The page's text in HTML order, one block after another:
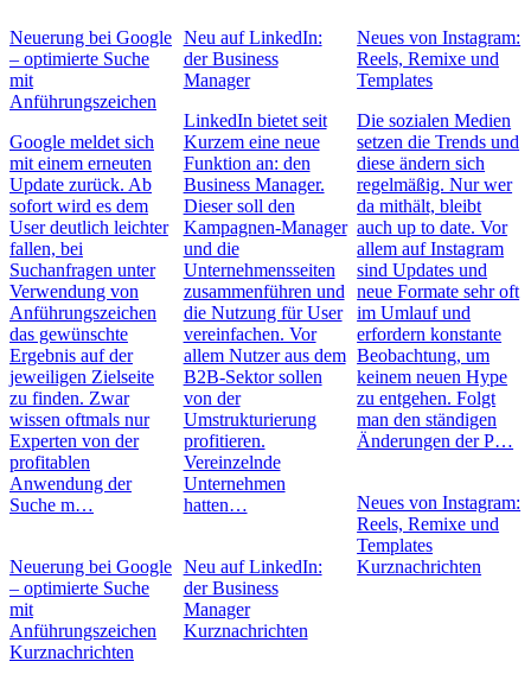
Neuerung bei Google
– optimierte Suche
mit
Anführungszeichen
Google meldet sich
mit einem erneuten
Update zurück. Ab
sofort wird es dem
User deutlich leichter
fallen, bei
Suchanfragen unter
Verwendung von
Anführungszeichen
das gewünschte
Ergebnis auf der
jeweiligen Zielseite
zu finden. Zwar
wissen oftmals nur
Experten von der
profitablen
Anwendung der
Suche m…
Neuerung bei Google
– optimierte Suche
mit
Anführungszeichen
Kurznachrichten
Neu auf LinkedIn:
der Business
Manager
LinkedIn bietet seit
Kurzem eine neue
Funktion an: den
Business Manager.
Dieser soll den
Kampagnen-Manager
und die
Unternehmensseiten
zusammenführen und
die Nutzung für User
vereinfachen. Vor
allem Nutzer aus dem
B2B-Sektor sollen
von der
Umstrukturierung
profitieren.
Vereinzelnde
Unternehmen
hatten…
Neu auf LinkedIn:
der Business
Manager
Kurznachrichten
Neues von Instagram:
Reels, Remixe und
Templates
Die sozialen Medien
setzen die Trends und
diese ändern sich
regelmäßig. Nur wer
da mithält, bleibt
auch up to date. Vor
allem auf Instagram
sind Updates und
neue Formate sehr oft
im Umlauf und
erfordern konstante
Beobachtung, um
keinem neuen Hype
zu entgehen. Folgt
man den ständigen
Änderungen der P…
Neues von Instagram:
Reels, Remixe und
Templates
Kurznachrichten